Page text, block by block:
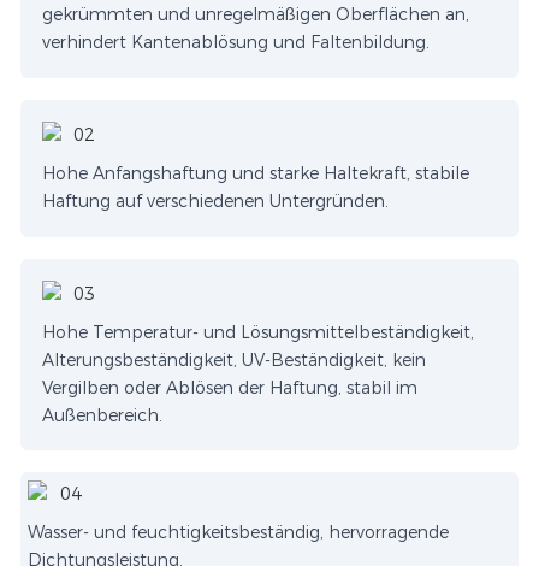
gekrümmten und unregelmäßigen Oberflächen an,
verhindert Kantenablösung und Faltenbildung.
Hohe Anfangshaftung und starke Haltekraft, stabile
Haftung auf verschiedenen Untergründen.
Hohe Temperatur- und Lösungsmittelbeständigkeit,
Alterungsbeständigkeit, UV-Beständigkeit, kein
Vergilben oder Ablösen der Haftung, stabil im
Außenbereich.
Wasser- und feuchtigkeitsbeständig, hervorragende
Dichtungsleistung.